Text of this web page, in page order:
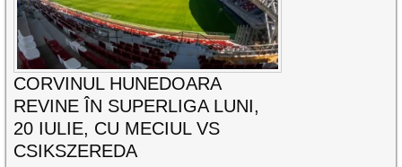
CORVINUL HUNEDOARA
REVINE ÎN SUPERLIGA LUNI,
20 IULIE, CU MECIUL VS
CSIKSZEREDA